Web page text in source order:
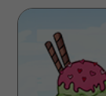
Papukiosken